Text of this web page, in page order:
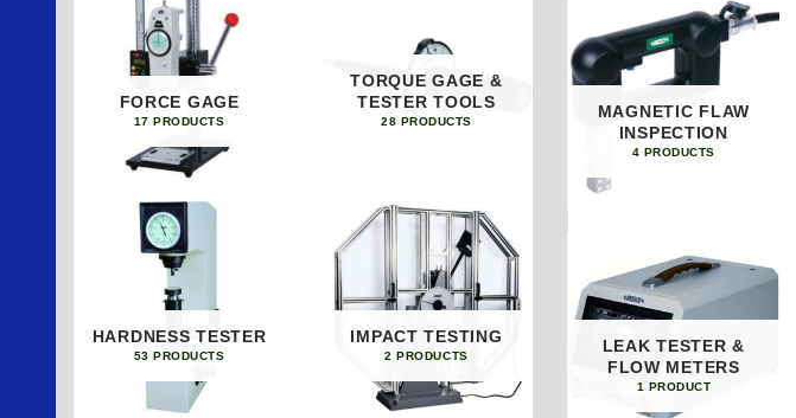
FORCE GAGE
17 PRODUCTS
HARDNESS TESTER
53 PRODUCTS
TORQUE GAGE &
TESTER TOOLS
28 PRODUCTS
IMPACT TESTING
2 PRODUCTS
MAGNETIC FLAW
INSPECTION
4 PRODUCTS
LEAK TESTER &
FLOW METERS
1 PRODUCT